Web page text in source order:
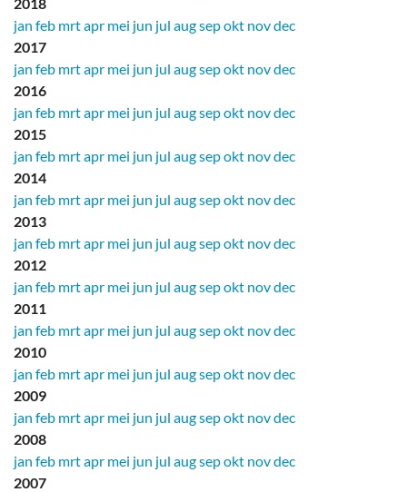
jan feb mrtapr mei jun jul augsepokt novdec
2017
jan feb mrtapr mei jun jul augsepokt novdec
2016
jan feb mrtapr mei jun jul augsepokt novdec
2015
jan feb mrtapr mei jun jul augsepokt novdec
2014
jan feb mrtapr mei jun jul augsepokt novdec
2013
jan feb mrtapr mei jun jul augsepokt novdec
2012
jan feb mrtapr mei jun jul augsepokt novdec
2011
jan feb mrtapr mei jun jul augsepokt novdec
2010
jan feb mrtapr mei jun jul augsepokt novdec
2009
jan feb mrtapr mei jun jul augsepokt novdec
2008
jan feb mrtapr mei jun jul augsepokt novdec
2007